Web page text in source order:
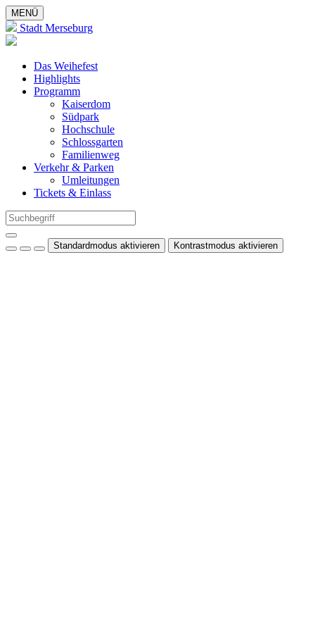
MENÜ
Stadt Merseburg
Das Weihefest
Highlights
Programm
Kaiserdom
Südpark
Hochschule
Schlossgarten
Familienweg
Verkehr & Parken
Umleitungen
Tickets & Einlass
Standardmodus aktivieren Kontrastmodus aktivieren